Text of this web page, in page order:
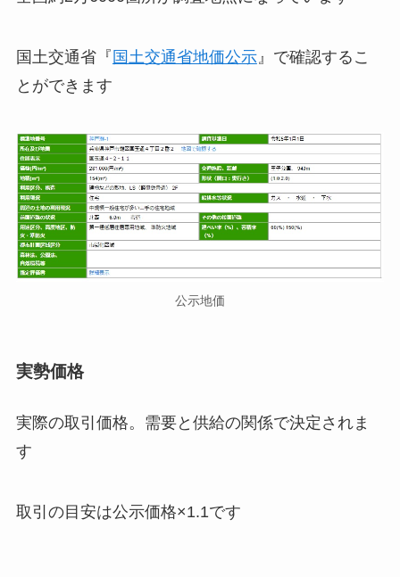
国土交通省『 国土交通省地価公示』で確認するこ
とができます
公示地価
実勢価格
実際の取引価格。需要と供給の関係で決定されま
す
取引の目安は公示価格×1.1です